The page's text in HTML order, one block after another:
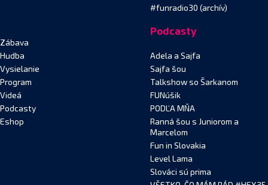
#funradio30 (archív)
Zábava
Hudba
Vysielanie
Program
Videá
Podcasty
Eshop
Podcasty
Adela a Sajfa
Sajfa šou
Talkshow so Šarkanom
FUNúšik
PODĽA MŇA
Ranná šou s Juniorom a
Marcelom
Fun in Slovakia
Level Lama
Slováci sú prima